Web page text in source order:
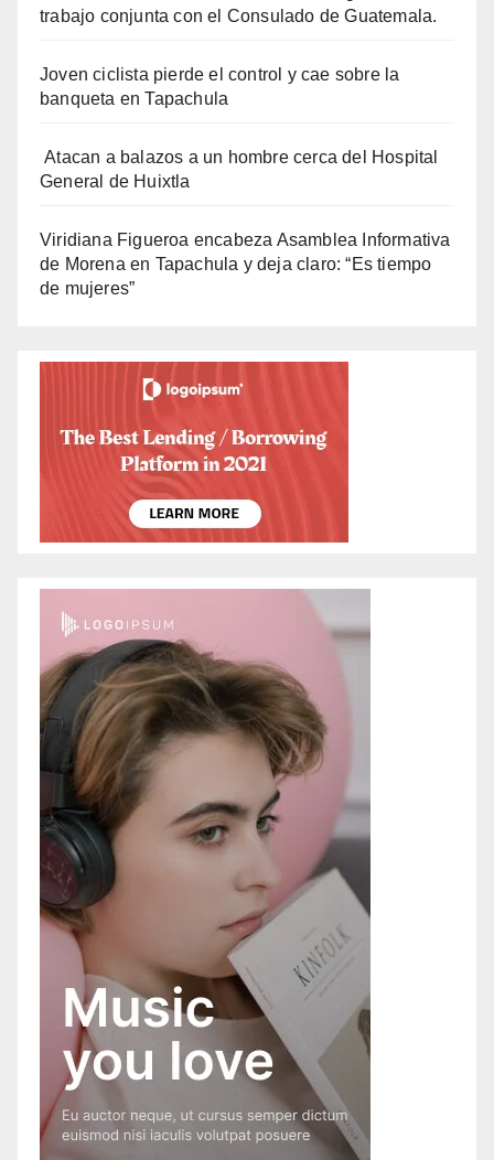
trabajo conjunta con el Consulado de Guatemala.
Joven ciclista pierde el control y cae sobre la
banqueta en Tapachula
Atacan a balazos a un hombre cerca del Hospital
General de Huixtla
Viridiana Figueroa encabeza Asamblea Informativa
de Morena en Tapachula y deja claro: “Es tiempo
de mujeres”